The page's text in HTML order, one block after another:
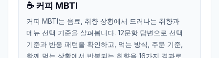
☕ 커피 MBTI
커피 MBTI는 음료, 취향 상황에서 드러나는 취향과
메뉴 선택 기준을 살펴봅니다. 12문항 답변으로 선택
기준과 반응 패턴을 확인하고, 먹는 방식, 주문 기준,
함께 먹는 상황에서 반복되는 취향을 16가지 결과로